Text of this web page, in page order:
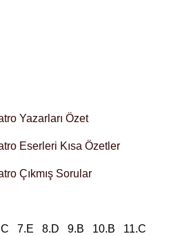
Yazarları Özet
Eserleri Kısa Özetler
Çıkmış Sorular
7.E 8.D 9.B 10.B 11.C